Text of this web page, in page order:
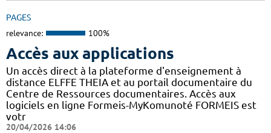
PAGES
relevance: 100%
Accès aux applications
Un accès direct à la plateforme d'enseignement à
distance ELFFE THEIA et au portail documentaire du
Centre de Ressources documentaires. Accès aux
logiciels en ligne Formeis-MyKomunoté FORMEIS est
votr
20/04/2026 14:06